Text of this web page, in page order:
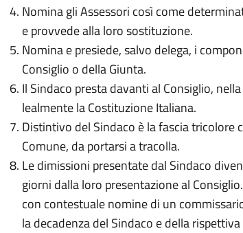
Nomina gli Assessori così come
e provvede alla loro sostituzione.
Nomina e presiede, salvo delega, i
Consiglio o della Giunta.
Il Sindaco presta davanti al Consiglio,
lealmente la Costituzione Italiana.
Distintivo del Sindaco è la fascia tricolore
Comune, da portarsi a tracolla.
Le dimissioni presentate dal Sindaco
giorni dalla loro presentazione al
con contestuale nomine di un
la decadenza del Sindaco e della